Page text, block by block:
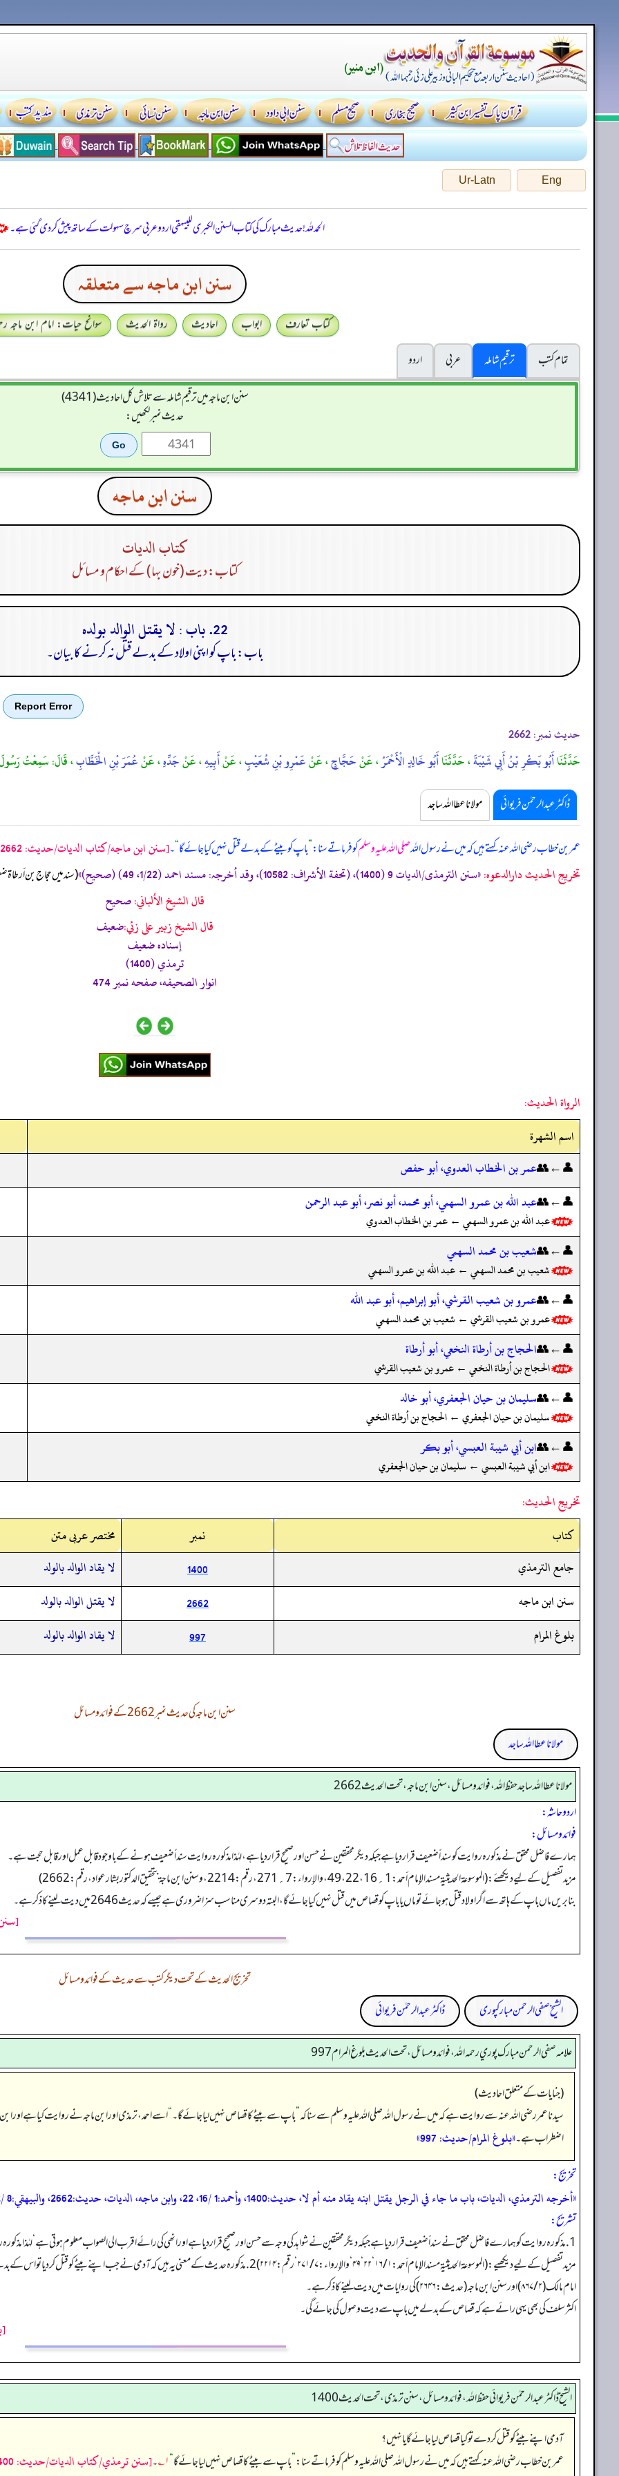
Eng
Ur-Latn
الحمدللہ! حدیث مبارک کی کتاب السنن الكبرى للبيهقي اردو عربی سرچ سہولت کے ساتھ پیش کر دی گئی ہے۔
سنن ابن ماجه سے متعلقہ
کتاب تعارف ابواب احادیث رواۃ الحدیث
سوانح حیات: امام ابن ماجہ
تمام کتب
ترقیم شاملہ عربی
اردو
سنن ابن ماجہ میں ترقیم شاملہ سے تلاش کل احادیث (4341)
حدیث نمبر لکھیں:
سنن ابن ماجه
كتاب الديات
کتاب: دیت (خون بہا) کے احکام و مسائل
22. باب : لا يقتل الوالد بولده
باب: باپ کو اپنی اولاد کے بدلے قتل نہ کرنے کا بیان۔
Report Error
حدیث نمبر: 2662
حَدَّثَنَاأَبُو بَكْرِ بْنُ أَبِي شَيْبَةَ، حَدَّثَنَاأَبُو خَالِدٍ الْأَحْمَرُ، عَنْحَجَّاجٍ، عَنْعَمْرِو بْنِ شُعَيْبٍ، عَنْأَبِيهِ، عَنْجَدِّهِ، عَنْعُمَرَ بْنِ الْخَطَّابِ، قَالَ: سَمِعْتُ رَسُولَ
ڈاکٹر عبدالرحمٰن فریوائی مولانا عطا اللہ ساجد
عمر بن خطاب رضی اللہ عنہ کہتے ہیں کہمیں نے رسول اللہصلی اللہ علیہ وسلمکو فرماتے سنا:”باپ کو بیٹے کے بدلے قتل نہیں کیا جائے گا“۔[سنن ابن ماجه/كتاب الديات/حدیث: 2662]
تخریج الحدیث دارالدعوہ:«سنن الترمذی/الدیات 9 (1400)، (تحفة الأشراف: 10582)، وقد أخرجہ: مسند احمد (1/22، 49) (صحیح)» (سند میں حجاج بن
قال الشيخ الألباني:صحيح
قال الشيخ زبير على زئي:ضعيف
إسناده ضعيف
ترمذي (1400)
انوار الصحيفه، صفحه نمبر 474
الرواة الحديث:
اسم الشهرة
👤←👥عمر بن الخطاب العدوي، أبو حفص
👤←👥عبد الله بن عمرو السهمي، أبو محمد، أبو نصر، أبو عبد الرحمن
عبد الله بن عمرو السهمي ← عمر بن الخطاب العدوي
👤←👥شعيب بن محمد السهمي
شعيب بن محمد السهمي ← عبد الله بن عمرو السهمي
👤←👥عمرو بن شعيب القرشي، أبو إبراهيم، أبو عبد الله
عمرو بن شعيب القرشي ← شعيب بن محمد السهمي
👤←👥الحجاج بن أرطاة النخعي، أبو أرطاة
الحجاج بن أرطاة النخعي ← عمرو بن شعيب القرشي
👤←👥سليمان بن حيان الجعفري، أبو خالد
سليمان بن حيان الجعفري ← الحجاج بن أرطاة النخعي
👤←👥ابن أبي شيبة العبسي، أبو بكر
ابن أبي شيبة العبسي ← سليمان بن حيان الجعفري
تخريج الحديث:
کتاب
نمبر
مختصر عربی متن
جامع الترمذي
1400
لا يقاد الوالد بالولد
سنن ابن ماجه
2662
لا يقتل الوالد بالولد
بلوغ المرام
997 لا يقاد الوالد بالولد
سنن ابن ماجہ کی حدیث نمبر 2662 کے فوائد و مسائل
مولانا عطا اللہ ساجد
مولانا عطا الله ساجد حفظ الله، فوائد و مسائل، سنن ابن ماجه، تحت الحديث2662
اردو حاشہ:
فوائد و مسائل:
ہمارے فاضل محقق نے مذکورہ روایت کو سنداً ضعیف قراردیا ہے جبکہ دیگر محققین نے حسن اور صحیح قرار دیا ہے، لہٰذا مذکورہ روایت سنداً ضعیف ہونے کے باوجود قابل عمل اور قابل حجت ہے۔
مزید تفصیل کےلیے دیکھئے: (الموسوعة الحدیثیة مسندالإمام أحمد: 1؍16، 22، 49، والإرواء: 7؍271، رقم: 2214، وسنن ابن ماجة بتحقیق الدکتور بشار عواد، رقم: 2662)
بنا بریں ماں باپ کے ہاتھ سے اگر اولاد قتل ہوجائے توماں یا باپ کو قصاص میں قتل نہیں کیا جائے گا، البتہ دوسری مناسب سزا ضروری ہے جیسے کہ حدیث 2646 میں دیت لینے کا ذکر ہے۔
تخریج الحدیث کے تحت دیگر کتب سے حدیث کے فوائد و مسائل
الشیخ صفی الرحمن مبارکپوری
ڈاکٹر عبدالرحمٰن فریوائی
علامه صفي الرحمن مبارك پوري رحمه الله، فوائد و مسائل، تحت الحديث بلوغ المرام 997
(جنایات کے متعلق احادیث)
سیدنا عمر رضی اللہ عنہ سے روایت ہے کہ میں نے رسول اللہ صلی اللہ علیہ وسلم سے سنا کہ”باپ سے بیٹے کا قصاص نہیں لیا جائے گا۔“اسے احمد، ترمذی اور ابن ماجہ نے روایت کیا ہے اور
اضطراب ہے۔«بلوغ المرام/حدیث: 997»
تخریج:
«أخرجه الترمذي، الديات، باب ما جاء في الرجل يقتل ابنه يقاد منه أم لا، حديث:1400، وأحمد:1 /16، 22، وابن ماجه، الديات، حديث:2662، والبيهقي:8 /82، وانظر، التلخيص الحبير(4 /17).»
تشریح:
1. مذکورہ روایت کو ہمارے فاضل محقق نے سنداً ضعیف قرار دیا ہے جبکہ دیگر محققین نے شواہد کی وجہ سے حسن اور صحیح قرار دیا ہے اور انھی کی رائے اقرب الی الصواب معلوم ہوتی ہے‘ لہٰذا مذکورہ روایت سنداً ضعیف ہونے کے باوجود دیگر شواہد کی بنا پر قابل حجت ہے۔
مزید تفصیل کے لیے دیکھیے: (الموسوعۃ الحدیثیۃ مسند الإمام أحمد:۱ /۱۶‘ ۲۲‘ ۴۹‘ والإرواء:۷ /۲۷۱‘ رقم:۲۲۱۴) 2.مذکورہ حدیث کے
امام مالک (۲ /۸۶۷) اور سنن ابن ماجہ (حدیث: ۲۶۴۶) کی روایات میں دیت لینے کا ذکر ہے۔
اکثر سلف کی بھی یہی رائے ہے کہ قصاص کے بدلے میں باپ سے دیت وصول کی جائے گی۔
الشیخ ڈاکٹر عبد الرحمٰن فریوائی حفظ اللہ، فوائد و مسائل، سنن ترمذی، تحت الحديث 1400
آدمی اپنے بیٹے کو قتل کر دے تو کیا قصاص لیا جائے گا یا نہیں؟
عمر بن خطاب رضی الله عنہ کہتے ہیں کہ میں نے رسول اللہ صلی اللہ علیہ وسلم کو فرماتے سنا:”باپ سے بیٹے کا قصاص نہیں لیا جائے گا“۱؎ ۔[سنن ترمذي/كتاب الديات/حدیث: 1400]